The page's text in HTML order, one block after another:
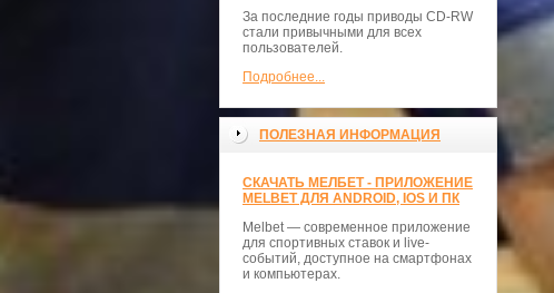
За последние годы приводы CD-RW
стали привычными для всех
пользователей.
Подробнее...
ПОЛЕЗНАЯ ИНФОРМАЦИЯ
СКАЧАТЬ МЕЛБЕТ - ПРИЛОЖЕНИЕ
MELBET ДЛЯ ANDROID, IOS И ПК
Melbet — современное приложение
для спортивных ставок и live-
событий, доступное на смартфонах
и компьютерах.